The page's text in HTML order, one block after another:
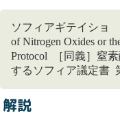
ソフィアギテイショ
of Nitrogen Oxides or
Protocol ［同義］窒
するソフィア議定書
解説